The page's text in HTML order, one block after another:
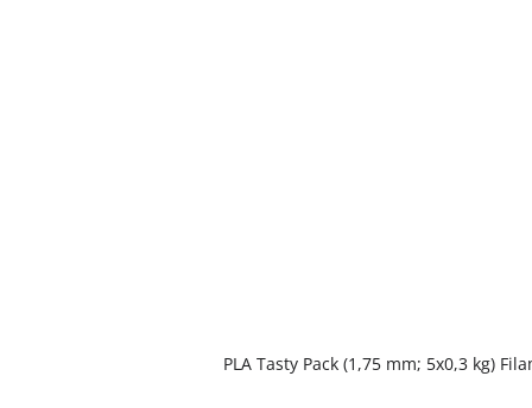
PLA Tasty Pack (1,75 mm; 5x0,3 kg)